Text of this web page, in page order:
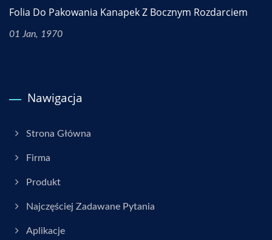
Folia Do Pakowania Kanapek Z Bocznym Rozdarciem
01 Jan, 1970
Nawigacja
Strona Główna
Firma
Produkt
Najczęściej Zadawane Pytania
Aplikacje